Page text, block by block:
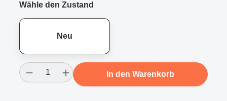
Wähle den Zustand
Neu
Produkt Anzahl: Gib den gewünschten
In den Warenkorb